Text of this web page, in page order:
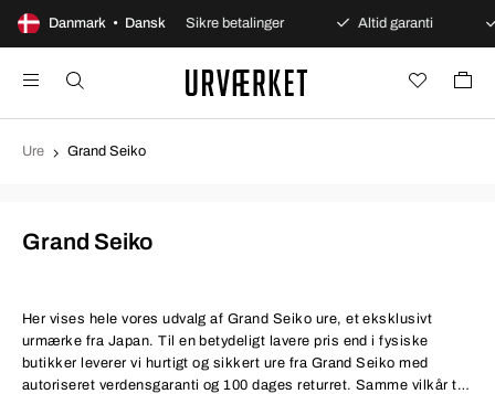
Danmark • Dansk
køb Sikre betalinger Altid garanti
Ure Grand Seiko
Grand Seiko
Her vises hele vores udvalg af Grand Seiko ure, et eksklusivt
urmærke fra Japan. Til en betydeligt lavere pris end i fysiske
butikker leverer vi hurtigt og sikkert ure fra Grand Seiko med
autoriseret verdensgaranti og 100 dages returret. Samme vilkår til